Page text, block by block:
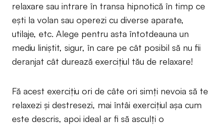
relaxare sau intrare în transa hipnotică în timp ce
ești la volan sau operezi cu diverse aparate,
utilaje, etc. Alege pentru asta întotdeauna un
mediu liniștit, sigur, în care pe cât posibil să nu fii
deranjat cât durează exercițiul tău de relaxare!
Fă acest exercițiu ori de câte ori simți nevoia să te
relaxezi și destresezi, mai întâi exercițiul așa cum
este descris, apoi ideal ar fi să asculți o